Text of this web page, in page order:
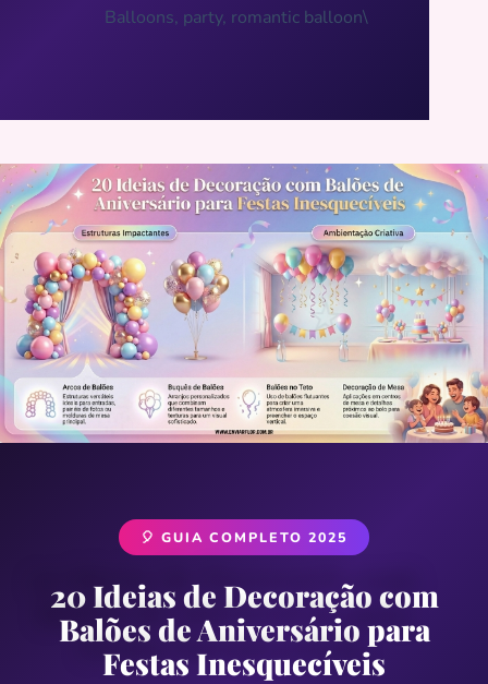
Balloons, party, romantic balloon\
🎈 GUIA COMPLETO 2025
20 Ideias de Decoração com
Balões de Aniversário para
Festas Inesquecíveis